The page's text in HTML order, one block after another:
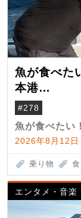
魚が食べた
本港
（クロマグ
#278
魚が食べたい
2026年8月12
乗り物
エンタメ・音楽